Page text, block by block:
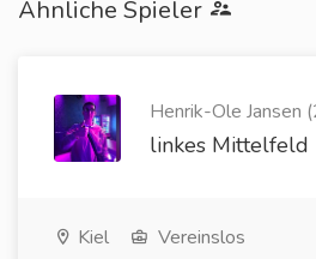
Ähnliche Spieler
Henrik-Ole Jansen
linkes Mittelfeld
Kiel Vereinslos